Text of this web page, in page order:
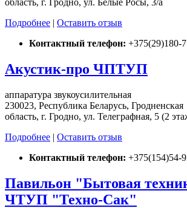
Подробнее | Оставить отзыв
Контактный телефон: +375(29)180-
Акустик-про ЧПТУП
аппаратура звукоусилительная
230023, Республика Беларусь, Гродненская
область, г. Гродно, ул. Телеграфная, 5 (2
Подробнее | Оставить отзыв
Контактный телефон: +375(154)54-
Павильон "Бытовая
ЧТУП "Техно-Сак"